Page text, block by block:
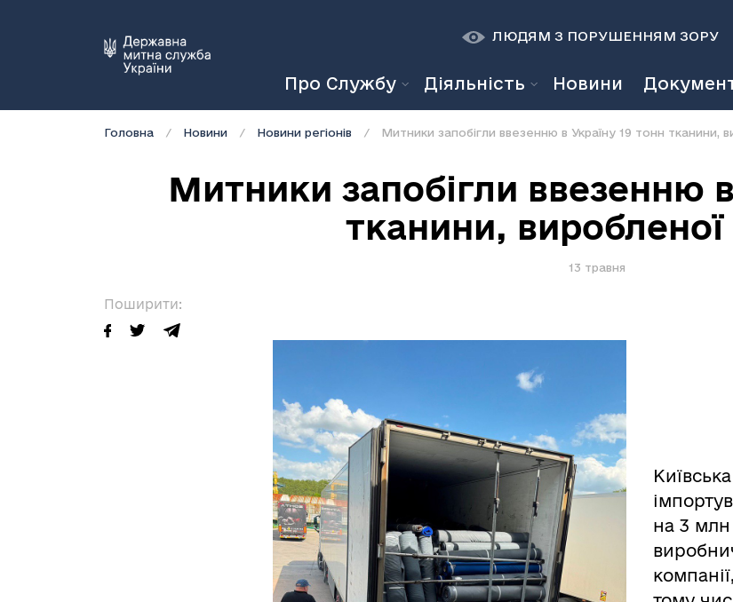
ЛЮДЯМ З ПОРУШЕННЯМ ЗОРУ
К К
Про Службу Діяльність Новини
Головна Новини Новини регіонів Митники запобігли ввезенню в Україну 19 тонн тканини,
Митники запобігли ввезенню
тканини, виробленої
13 травня
Поширити:
на 3 млн